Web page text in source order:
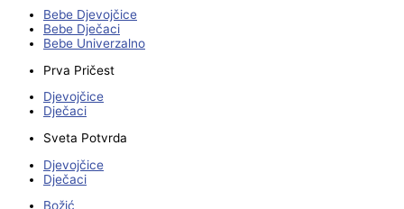
Bebe Djevojčice
Bebe Dječaci
Bebe Univerzalno
Prva Pričest
Djevojčice
Dječaci
Sveta Potvrda
Djevojčice
Dječaci
Božić